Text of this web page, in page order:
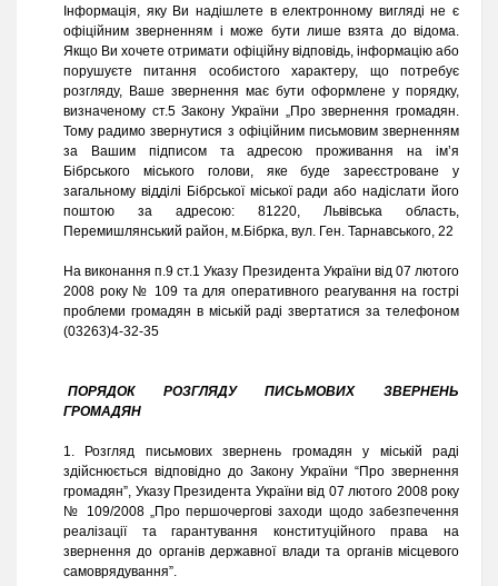
Інформація, яку Ви надішлете в електронному вигляді не є
офіційним зверненням і може бути лише взята до відома.
Якщо Ви хочете отримати офіційну відповідь, інформацію або
порушуєте питання особистого характеру, що потребує
розгляду, Ваше звернення має бути оформлене у порядку,
визначеному ст.5 Закону України „Про звернення громадян.
Тому радимо звернутися з офіційним письмовим зверненням
за Вашим підписом та адресою проживання на ім’я
Бібрського міського голови, яке буде зареєстроване у
загальному відділі Бібрської міської ради або надіслати його
поштою за адресою: 81220, Львівська область,
Перемишлянський район, м.Бібрка, вул. Ген. Тарнавського, 22
На виконання п.9 ст.1 Указу Президента України від 07 лютого
2008 року № 109 та для оперативного реагування на гострі
проблеми громадян в міській раді звертатися за телефоном
(03263)4-32-35
ПОРЯДОК РОЗГЛЯДУ ПИСЬМОВИХ ЗВЕРНЕНЬ
ГРОМАДЯН
1. Розгляд письмових звернень громадян у міській раді
здійснюється відповідно до Закону України “Про звернення
громадян”, Указу Президента України від 07 лютого 2008 року
№ 109/2008 „Про першочергові заходи щодо забезпечення
реалізації та гарантування конституційного права на
звернення до органів державної влади та органів місцевого
самоврядування”.